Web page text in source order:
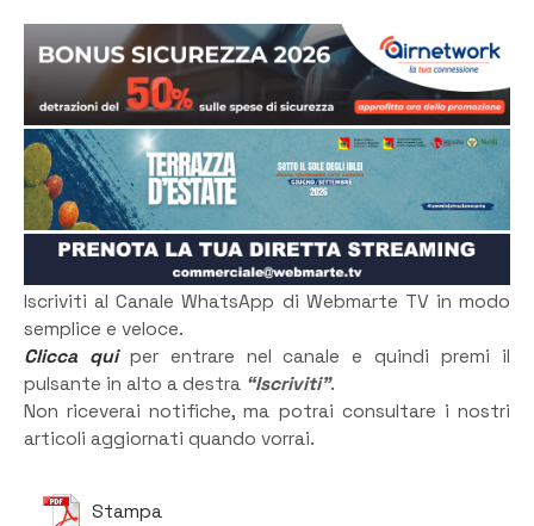
Iscriviti al Canale WhatsApp di Webmarte TV in modo
semplice e veloce.
Clicca quiper entrare nel canale e quindi premi il
pulsante in alto a destra “Iscriviti”.
Non riceverai notifiche, ma potrai consultare i nostri
articoli aggiornati quando vorrai.
Stampa